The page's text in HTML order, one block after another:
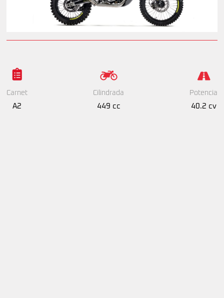
Carnet
A2
Cilindrada
449 cc
Potencia
40.2 cv